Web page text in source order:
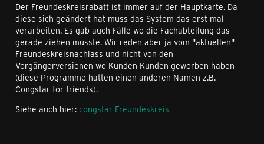
Der Freundeskreisrabatt ist immer auf der Hauptkarte. Da
diese sich geändert hat muss das System das erst mal
verarbeiten. Es gab auch Fälle wo die Fachabteilung das
gerade ziehen musste. Wir reden aber ja vom "aktuellen"
Freundeskreisnachlass und nicht von den
Vorgängerversionen wo Kunden Kunden geworben haben
(diese Programme hatten einen anderen Namen z.B.
Congstar for friends).
Siehe auch hier: congstar Freundeskreis